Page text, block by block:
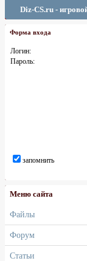
Diz-CS.ru -
Форма входа
Логин:
Пароль:
запомнить
Меню сайта
Файлы
Форум
Статьи